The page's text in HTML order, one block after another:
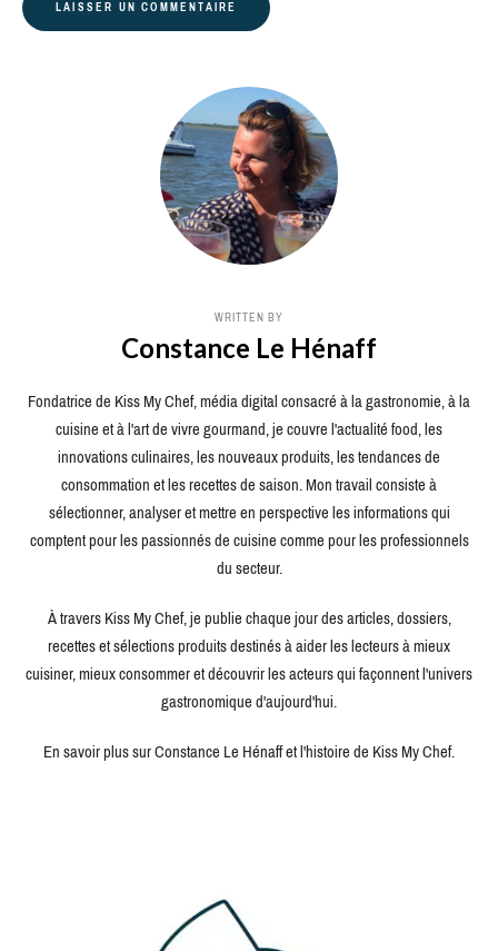
WRITTEN BY
Constance Le Hénaff
Fondatrice de Kiss My Chef, média digital consacré à la gastronomie, à la
cuisine et à l'art de vivre gourmand, je couvre l'actualité food, les
innovations culinaires, les nouveaux produits, les tendances de
consommation et les recettes de saison. Mon travail consiste à
sélectionner, analyser et mettre en perspective les informations qui
comptent pour les passionnés de cuisine comme pour les professionnels
du secteur.
À travers Kiss My Chef, je publie chaque jour des articles, dossiers,
recettes et sélections produits destinés à aider les lecteurs à mieux
cuisiner, mieux consommer et découvrir les acteurs qui façonnent l'univers
gastronomique d'aujourd'hui.
En savoir plus sur Constance Le Hénaff et l'histoire de Kiss My Chef.